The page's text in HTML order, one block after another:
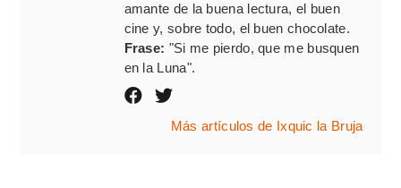
amante de la buena lectura, el buen
cine y, sobre todo, el buen chocolate.
Frase: "Si me pierdo, que me busquen
en la Luna".
Más artículos de Ixquic la Bruja